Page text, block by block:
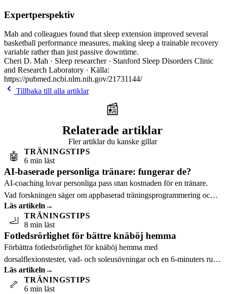
Expertperspektiv
Mah and colleagues found that sleep extension improved several
basketball performance measures, making sleep a trainable recovery
variable rather than just passive downtime.
Cheri D. Mah · Sleep researcher · Stanford Sleep Disorders Clinic
and Research Laboratory · Källa:
https://pubmed.ncbi.nlm.nih.gov/21731144/
Tillbaka till alla artiklar
📰
Relaterade artiklar
Fler artiklar du kanske gillar
🤖
TRÄNINGSTIPS
6 min läst
AI-baserade personliga tränare: fungerar de?
AI-coaching lovar personliga pass utan kostnaden för en tränare.
Vad forskningen säger om appbaserad träningsprogrammering och
vem som gynnas mest.
Läs artikeln →
🦶
TRÄNINGSTIPS
8 min läst
Fotledsrörlighet för bättre knäböj hemma
Förbättra fotledsrörlighet för knäböj hemma med
dorsalflexionstester, vad- och soleusövningar och en 6-minuters rutin
före squats.
Läs artikeln →
🦴
TRÄNINGSTIPS
6 min läst